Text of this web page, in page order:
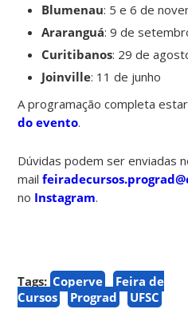
Blumenau: 5 e 6 de
Araranguá: 9 de
Curitibanos: 29 de
Joinville: 11 de junho
A programação completa
do evento.
Dúvidas podem ser enviadas
mail
no Instagram.
Tags: Coperve
Feira de
Cursos
Prograd UFSC